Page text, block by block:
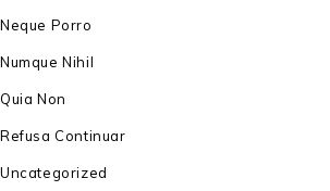
Neque Porro
Numque Nihil
Quia Non
Refusa Continuar
Uncategorized